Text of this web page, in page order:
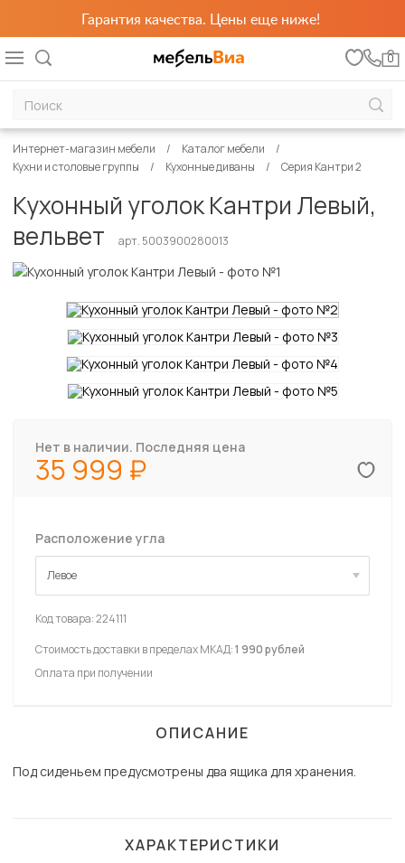
Гарантия качества. Цены еще ниже!
0
Интернет-магазин мебели
Каталог мебели
Кухни и столовые группы
Кухонные диваны Серия Кантри 2
Кухонный уголок Кантри Левый,
вельвет
арт. 5003900280013
Нет в наличии. Последняя цена
35 999
Расположение угла
Левое
Левое
Код товара:224111
Стоимость доставки в пределах МКАД:1 990 рублей
Оплата при получении
ОПИСАНИЕ
Под сиденьем предусмотрены два ящика для хранения.
ХАРАКТЕРИСТИКИ